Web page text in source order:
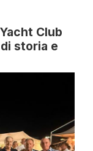
Club
storia e